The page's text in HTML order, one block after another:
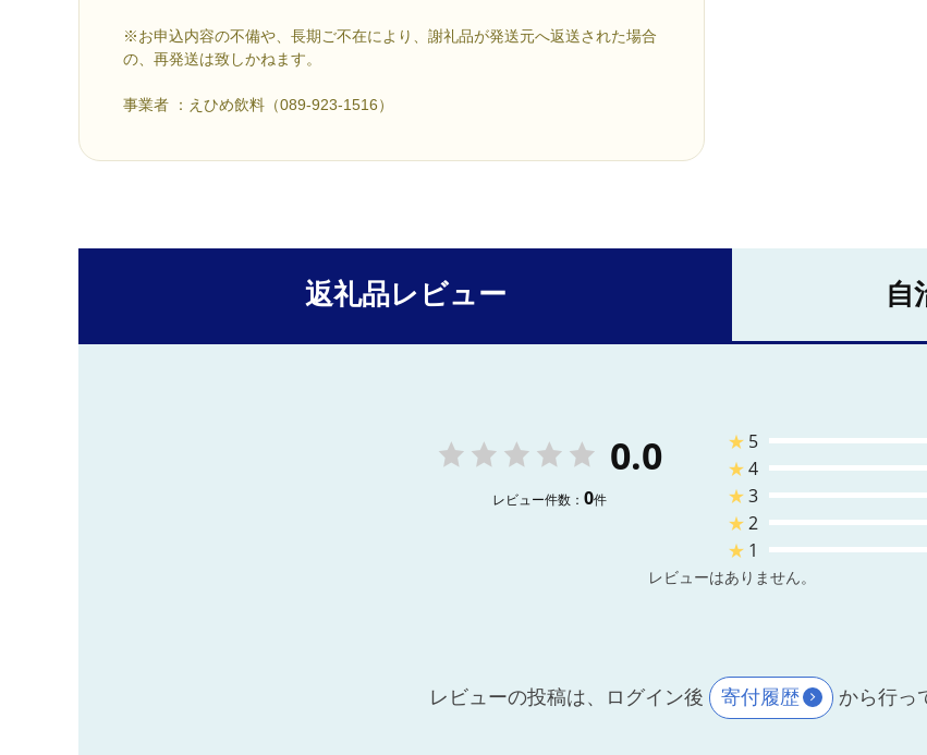
※お申込内容の不備や、長期ご不在により、謝礼品が発送元へ返送された場合
の、再発送は致しかねます。
事業者 ：えひめ飲料（089-923-1516）
返礼品レビュー 自
0.0
レビュー件数： 0件
★ 5
★4
★3
★2
★ 1
レビューはありません。
レビューの投稿は、ログイン後 寄付履歴 から行っ